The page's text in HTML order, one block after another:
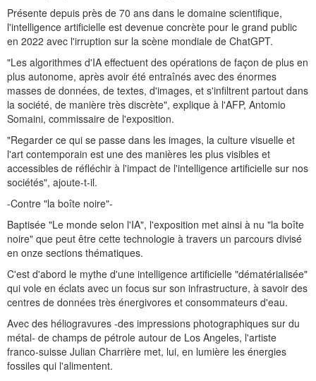
Présente depuis près de 70 ans dans le domaine scientifique,
l'intelligence artificielle est devenue concrète pour le grand public
en 2022 avec l'irruption sur la scène mondiale de ChatGPT.
"Les algorithmes d'IA effectuent des opérations de façon de plus en
plus autonome, après avoir été entraînés avec des énormes
masses de données, de textes, d'images, et s'infiltrent partout dans
la société, de manière très discrète", explique à l'AFP, Antomio
Somaini, commissaire de l'exposition.
"Regarder ce qui se passe dans les images, la culture visuelle et
l'art contemporain est une des manières les plus visibles et
accessibles de réfléchir à l'impact de l'intelligence artificielle sur nos
sociétés", ajoute-t-il.
-Contre "la boîte noire"-
Baptisée "Le monde selon l'IA", l'exposition met ainsi à nu "la boîte
noire" que peut être cette technologie à travers un parcours divisé
en onze sections thématiques.
C'est d'abord le mythe d'une intelligence artificielle "dématérialisée"
qui vole en éclats avec un focus sur son infrastructure, à savoir des
centres de données très énergivores et consommateurs d'eau.
Avec des héliogravures -des impressions photographiques sur du
métal- de champs de pétrole autour de Los Angeles, l'artiste
franco-suisse Julian Charrière met, lui, en lumière les énergies
fossiles qui l'alimentent.